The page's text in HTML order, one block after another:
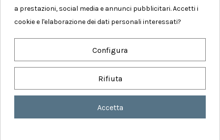
a prestazioni, social media e annunci pubblicitari. Accetti i
cookie e l'elaborazione dei dati personali interessati?
Configura
Rifiuta
Accetta